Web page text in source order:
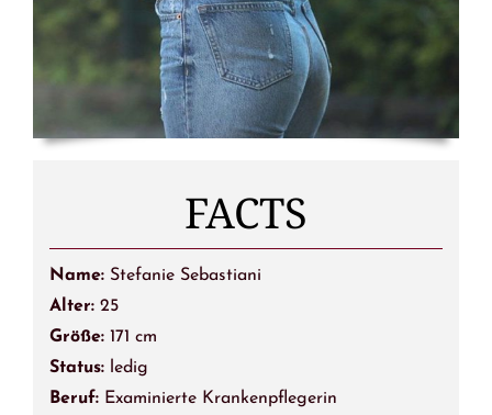
FACTS
Name: Stefanie Sebastiani
Alter:25
Größe: 171 cm
Status:ledig
Beruf: Examinierte Krankenpflegerin